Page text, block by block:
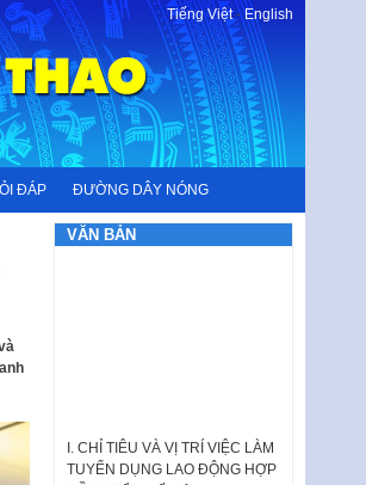
Tiếng Việt-English
ĐÁP ĐƯỜNG DÂY NÓNG
VĂN BẢN
ĐỒNG Tổng số chỉ…
Luật Tương trợ tư pháp về dân